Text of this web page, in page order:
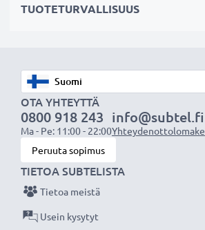
vara-akuksi.
TUOTETURVALLISUUS
OTA YHTEYTTÄ
0800 918 243
Ma - Pe: 11:00 - 22:00
info@subtel.fi
Yhteydenottolomake
Peruuta sopimus
TIETOA SUBTELISTA
Tietoa meistä
Usein kysytyt